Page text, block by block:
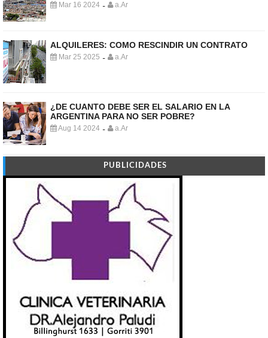
Mar 16 2024 - a.Ar
ALQUILERES: COMO RESCINDIR UN CONTRATO
Mar 25 2025 - a.Ar
¿DE CUANTO DEBE SER EL SALARIO EN LA
ARGENTINA PARA NO SER POBRE?
Aug 14 2024 - a.Ar
PUBLICIDADES